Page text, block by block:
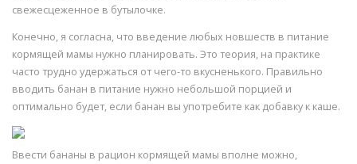
свежесцеженное в бутылочке.
Конечно, я согласна, что введение любых новшеств в питание
кормящей мамы нужно планировать. Это теория, на практике
часто трудно удержаться от чего-то вкусненького. Правильно
вводить банан в питание нужно небольшой порцией и
оптимально будет, если банан вы употребите как добавку к каше.
Ввести бананы в рацион кормящей мамы вполне можно,